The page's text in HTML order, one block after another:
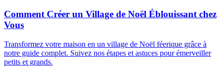
Comment Créer un Village de Noël Éblouissant chez
Vous
Transformez votre maison en un village de Noël féerique grâce à
notre guide complet. Suivez nos étapes et astuces pour émerveiller
petits et grands.